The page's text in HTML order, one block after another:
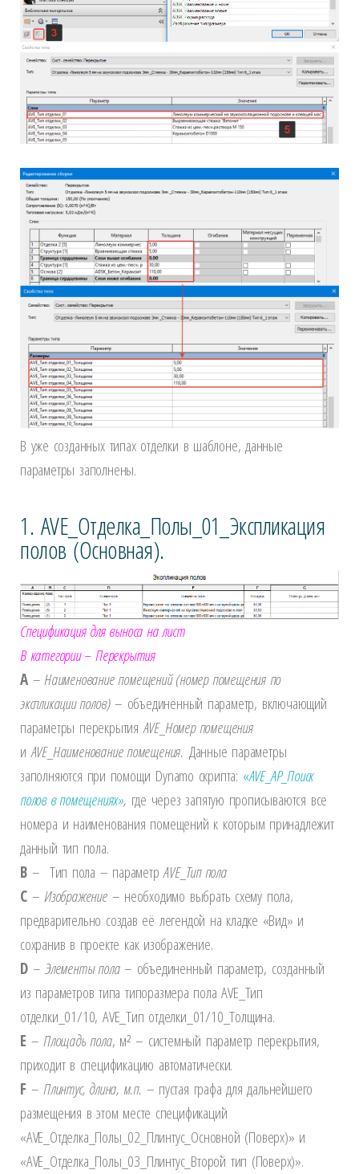
В уже созданных типах отделки в шаблоне, данные
параметры заполнены.
1. AVE_Отделка_Полы_01_Экспликация
полов (Основная).
Спецификация для выноса на лист
В категории – Перекрытия
A–Наименование помещений (номер помещения по
экспликации полов)– объединённый параметр, включающий
параметры перекрытияAVE_Номер помещения
и AVE_Наименование помещения. Данные параметры
заполняются при помощи Dynamo скрипта: «AVE_АР_Поиск
полов в помещениях», где через запятую прописываются все
номера и наименования помещений к которым принадлежит
данный тип пола.
B– Тип пола – параметрAVE_Тип пола
C–Изображение– необходимо выбрать схему пола,
предварительно создав её легендой на кладке «Вид» и
сохранив в проекте как изображение.
D–Элементы пола– объединенный параметр, созданный
из параметров типа типоразмера пола AVE_Тип
отделки_01/10, AVE_Тип отделки_01/10_Толщина.
E –Площадь пола, м² – системный параметр перекрытия,
приходит в спецификацию автоматически.
F –Плинтус, длина, м.п. – пустая графа для дальнейшего
размещения в этом месте спецификаций
«AVE_Отделка_Полы_02_Плинтус_Основной (Поверх)» и
«AVE_Отделка_Полы_03_Плинтус_Второй тип (Поверх)».